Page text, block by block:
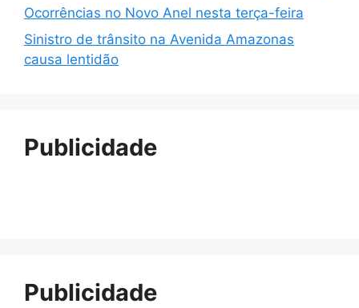
Ocorrências no Novo Anel nesta terça-feira
Sinistro de trânsito na Avenida Amazonas
causa lentidão
Publicidade
Publicidade